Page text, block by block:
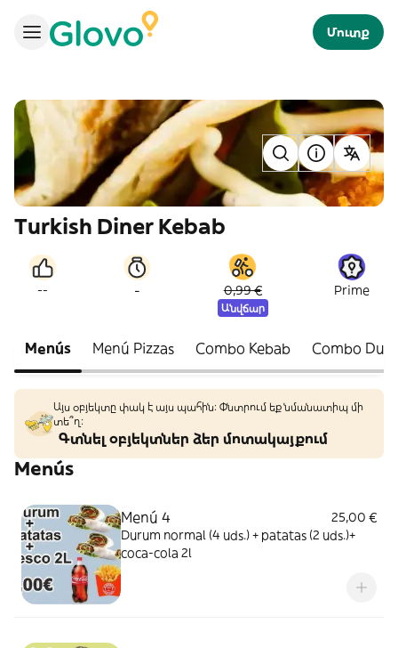
Մուտք
Turkish Diner Kebab
-- - 0,99 €
Անվճար
Prime
Menús Menú Pizzas Combo Kebab Combo
Այս օբյեկտը փակ է այս պահին: Փնտրում եք նմանատիպ մի
տե՞ղ։
Գտնել օբյեկտներ ձեր մոտակայքում
Menús
Menú 4
25,00 €
Durum normal (4 uds.) + patatas (2 uds.)+
coca-cola 2l